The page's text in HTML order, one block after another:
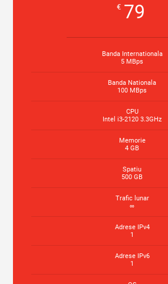
€ 79
Banda Internationala
5 MBps
Banda Nationala
100 MBps
CPU
Intel i3-2120 3.3GHz
Memorie
4 GB
Spatiu
500 GB
Trafic lunar
∞
Adrese IPv4
1
Adrese IPv6
1